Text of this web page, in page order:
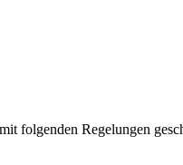
folgenden Regelungen